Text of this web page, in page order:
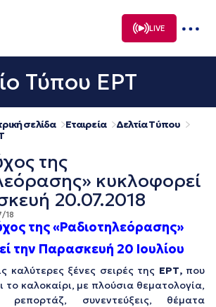
LIVE
Τύπου ΕΡΤ
σελίδα Εταιρεία
Δελτία Τύπου
της
κυκλοφορεί
20.07.2018
18
της «Ραδιοτηλεόρασης»
την Παρασκευή 20 Ιουλίου
καλύτερες ξένες σειρές της ΕΡΤ,που
το καλοκαίρι, με πλούσια θεματολογία,
ρεπορτάζ, συνεντεύξεις, θέματα